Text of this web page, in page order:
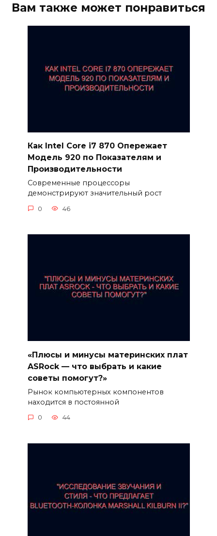
Вам также может понравиться
Как Intel Core i7 870 Опережает
Модель 920 по Показателям и
Производительности
Современные процессоры
демонстрируют значительный рост
0 46
«Плюсы и минусы материнских плат
ASRock — что выбрать и какие
советы помогут?»
Рынок компьютерных компонентов
находится в постоянной
0 44